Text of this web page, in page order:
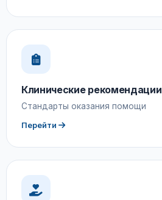
Клинические рекомендации
Стандарты оказания помощи
Перейти